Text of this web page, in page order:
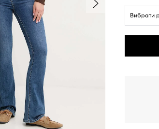
Вибрати